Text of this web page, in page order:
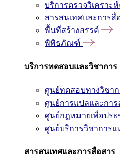
บริการตรวจวิเคราะ
สารสนเทศและการสื่
พื้นที่สร้างสรรค์
พิพิธภัณฑ์
บริการทดสอบและวิชาการ
ศูนย์ทดสอบทางวิชา
ศูนย์การแปลและการ
ศูนย์กฎหมายเพื่อปร
ศูนย์บริการวิชาการ
สารสนเทศและการสื่อสาร